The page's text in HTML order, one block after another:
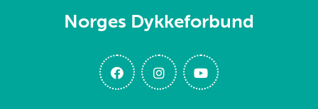
Norges Dykkeforbund